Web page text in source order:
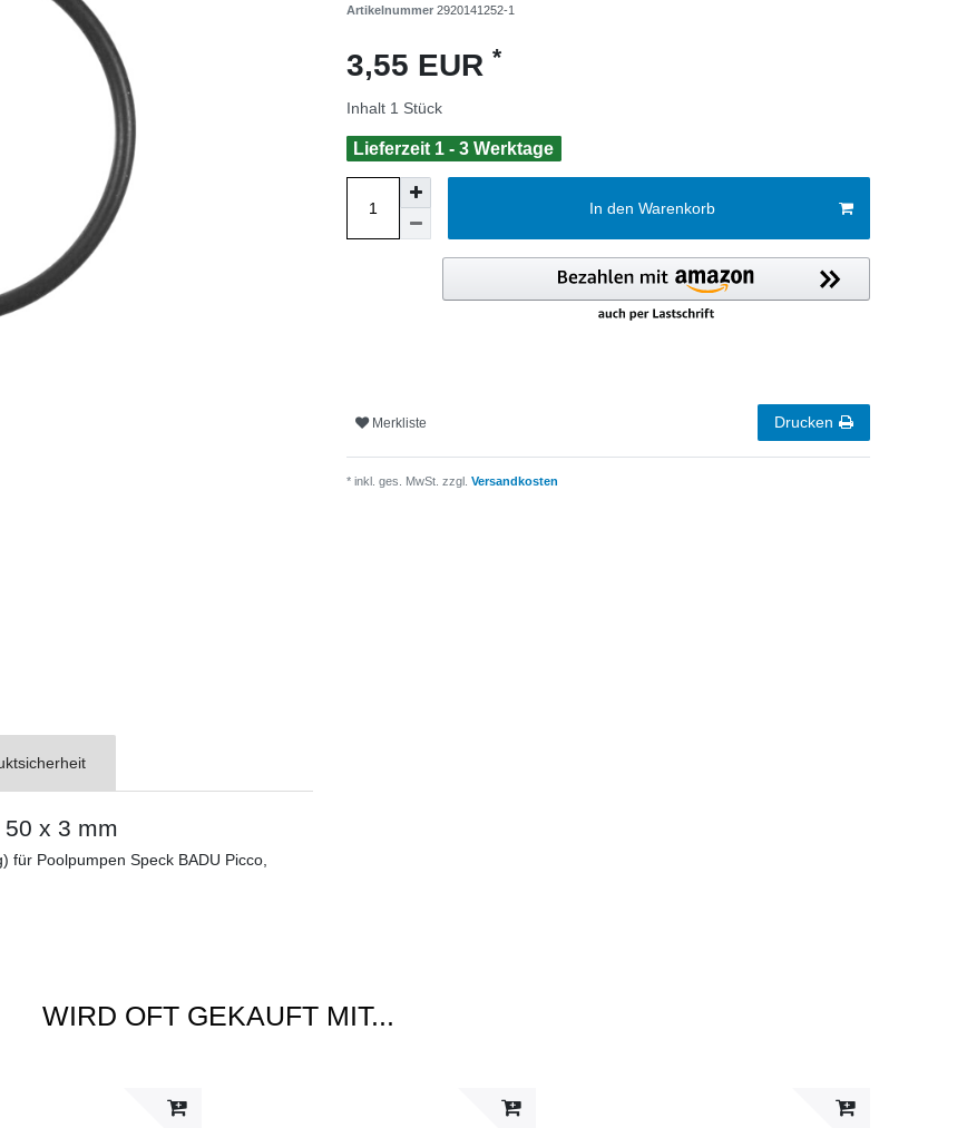
Artikelnummer 2920141252-1
3,55 EUR *
Inhalt 1 Stück
Lieferzeit 1 - 3 Werktage
In den Warenkorb
Merkliste Drucken
* inkl. ges. MwSt. zzgl. Versandkosten
x 3 mm
Poolpumpen Speck BADU Picco,
WIRD OFT GEKAUFT MIT...